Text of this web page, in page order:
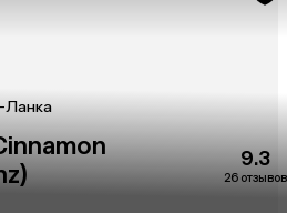
Ланка
9.3
26 отзывов